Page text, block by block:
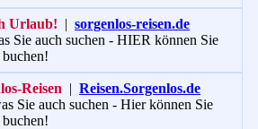
Urlaub! | sorgenlos-reisen.de
Sie auch suchen - HIER können Sie
Reisen | Reisen.Sorgenlos.de
Sie auch suchen - Hier können Sie